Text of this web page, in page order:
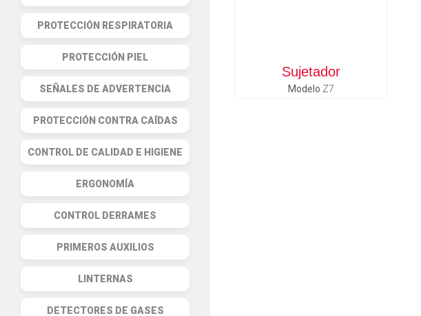
PROTECCIÓN RESPIRATORIA
PROTECCIÓN PIEL
SEÑALES DE ADVERTENCIA
PROTECCIÓN CONTRA CAÍDAS
CONTROL DE CALIDAD E HIGIENE
ERGONOMÍA
CONTROL DERRAMES
PRIMEROS AUXILIOS
LINTERNAS
DETECTORES DE GASES
Sujetador
Modelo Z7